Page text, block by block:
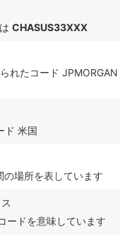
CHASUS33XXX
れたコード JPMORGAN
ド 米国
の場所を表しています
ードを意味しています